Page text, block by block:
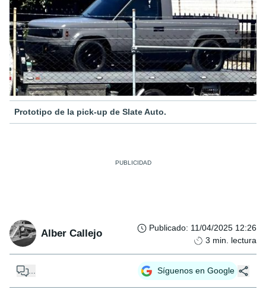
Prototipo de la pick-up de Slate Auto.
Alber Callejo Publicado: 11/04/2025 12:26
3 min. lectura
... Síguenos en Google